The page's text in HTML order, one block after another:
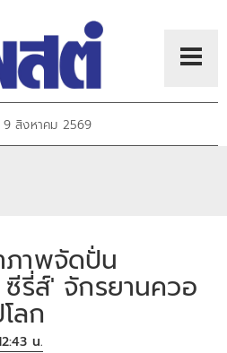
9 สิงหาคม 2569
ภาพจัดปั่น
ซีรี่ส์' จักรยานควอ
ลก
น.